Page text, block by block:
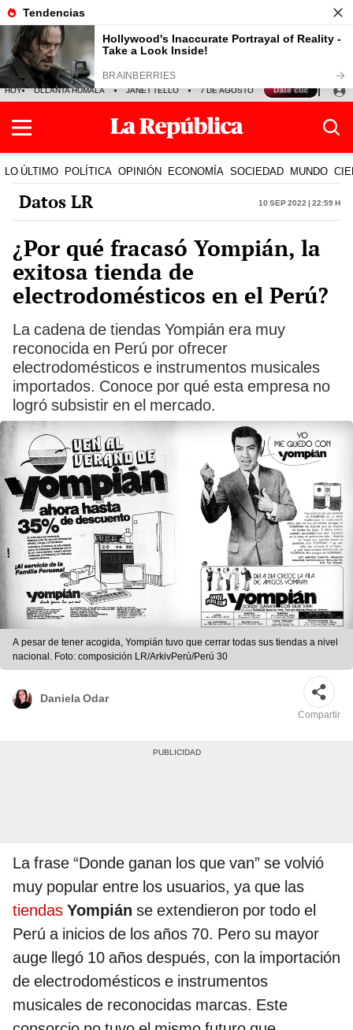
HOY OLLANTA HUMALA JANET TELLO 7 DE AGOSTO TINKA RESULTADOS
LO ÚLTIMO POLÍTICA OPINIÓN ECONOMÍA SOCIEDAD MUNDO
Datos LR 10 Sep 2022 | 22:59 h
¿Por qué fracasó Yompián, la
exitosa tienda de
electrodomésticos en el Perú?
La cadena de tiendas Yompián era muy
reconocida en Perú por ofrecer
electrodomésticos e instrumentos musicales
importados. Conoce por qué esta empresa no
logró subsistir en el mercado.
A pesar de tener acogida, Yompián tuvo que cerrar todas sus tiendas a nivel
nacional. Foto: composición LR/ArkivPerú/Perú 30
Daniela Odar
Compartir
La frase “Donde ganan los que van” se volvió
muy popular entre los usuarios, ya que las
tiendas Yompián se extendieron por todo el
Perú a inicios de los años 70. Pero su mayor
auge llegó 10 años después, con la importación
de electrodomésticos e instrumentos
musicales de reconocidas marcas. Este